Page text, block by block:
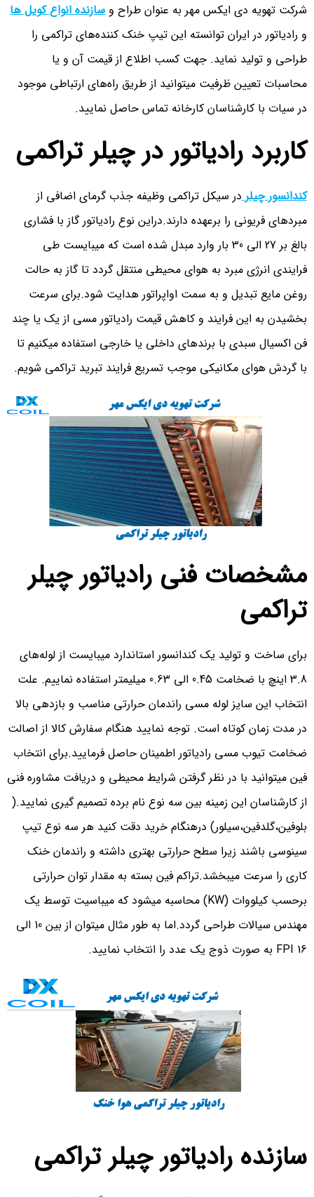
شرکت تهویه دی ایکس مهر به عنوان طراح و سازنده انواع کویل ها
و رادیاتور در ایران توانسته این تیپ خنک کننده‌های تراکمی را
طراحی و تولید نماید. جهت کسب اطلاع از قیمت آن و یا
محاسبات تعیین ظرفیت میتوانید از طریق راه‌های ارتباطی موجود
در سیات با کارشناسان کارخانه تماس حاصل نمایید.
کاربرد رادیاتور در چیلر تراکمی
کندانسور چیلردر سیکل تراکمی وظیفه جذب گرمای اضافی از
مبردهای فریونی را برعهده دارند.دراین نوع رادیاتور گاز با فشاری
بالغ بر 27 الی 30 بار وارد مبدل شده است که میبایست طی
فرایندی انرژی مبرد به هوای محیطی منتقل گردد تا گاز به حالت
روغن مایع تبدیل و به سمت اواپراتور هدایت شود.برای سرعت
بخشیدن به این فرایند و کاهش قیمت رادیاتور مسی از یک یا چند
فن اکسیال سبدی با برندهای داخلی یا خارجی استفاده میکنیم تا
با گردش هوای مکانیکی موجب تسریع فرایند تبرید تراکمی شویم.
مشخصات فنی رادیاتور چیلر
تراکمی
برای ساخت و تولید یک کندانسور استاندارد میبایست از لوله‌های
3.8 اینچ با ضخامت 0.45 الی 0.63 میلیمتر استفاده نماییم. علت
انتخاب این سایز لوله مسی راندمان حرارتی مناسب و بازدهی بالا
در مدت زمان کوتاه است. توجه نمایید هنگام سفارش کالا از اصالت
ضخامت تیوب مسی رادیاتور اطمینان حاصل فرمایید.برای انتخاب
فین میتوانید با در نظر گرفتن شرایط محیطی و دریافت مشاوره فنی
از کارشناسان این زمینه بین سه نوع نام برده تصمیم گیری نمایید.(
بلوفین،گلدفین،سیلور) درهنگام خرید دقت کنید هر سه نوع تیپ
سینوسی باشند زیرا سطح حرارتی بهتری داشته و راندمان خنک
کاری را سرعت میبخشد.تراکم فین بسته به مقدار توان حرارتی
برحسب کیلووات (KW) محاسبه میشود که میباسیت توسط یک
مهندس سیالات طراحی گردد.اما به طور مثال میتوان از بین 10 الی
16 FPI به صورت ذوج یک عدد را انتخاب نمایید.
سازنده رادیاتور چیلر تراکمی